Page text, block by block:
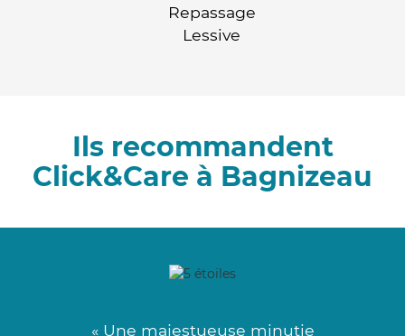
Repassage
Lessive
Ils recommandent
Click&Care à Bagnizeau
« Une majestueuse minutie